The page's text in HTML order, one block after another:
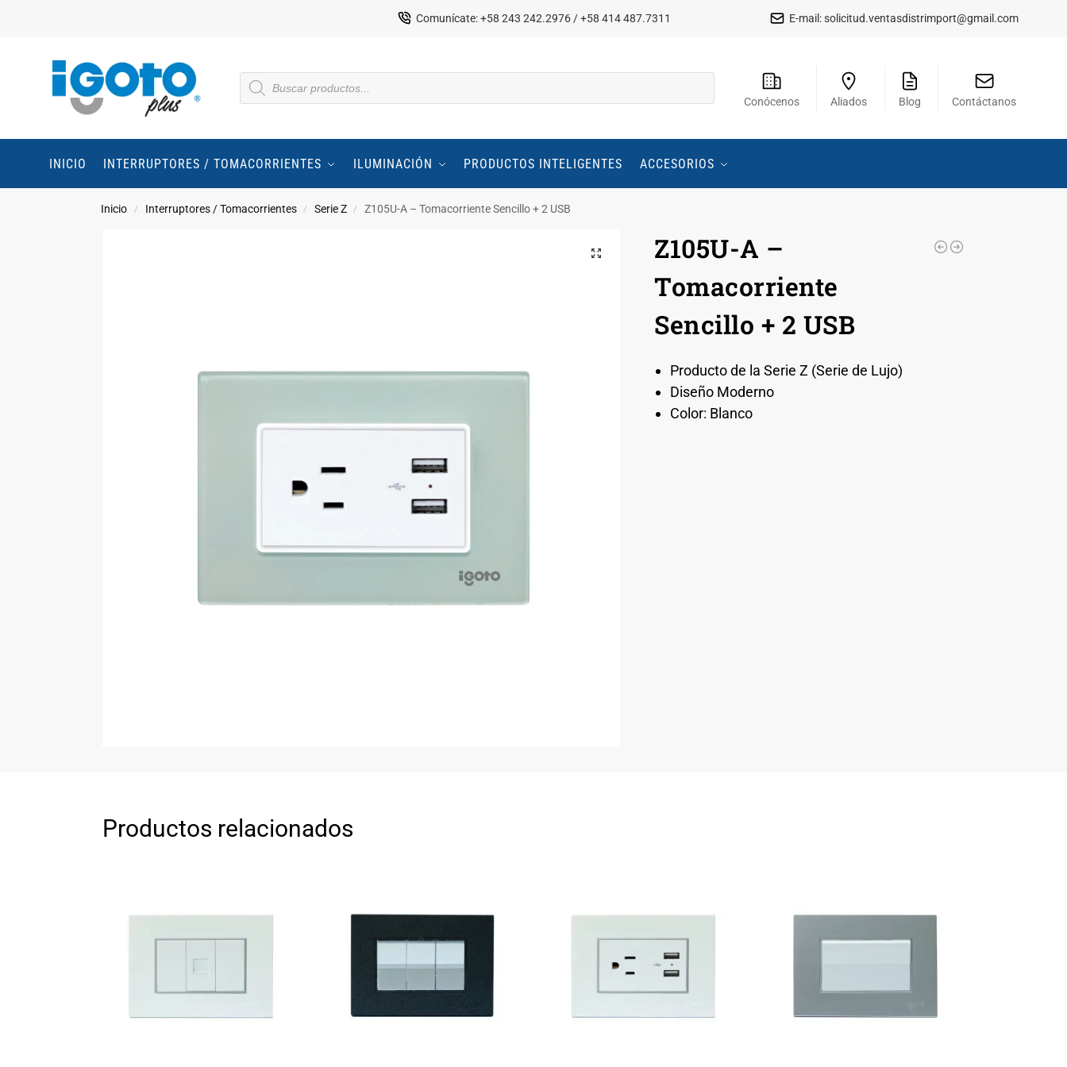
Comunícate: +58 243 242.2976 / +58 414 487.7311 E-mail:solicitud.ventasdistrimport@gmail.com
Conócenos Aliados Blog Contáctanos
INICIO INTERRUPTORES / TOMACORRIENTES ILUMINACIÓN PRODUCTOS INTELIGENTES ACCESORIOS
Inicio / Interruptores / Tomacorrientes / Serie Z / Z105U-A – Tomacorriente Sencillo + 2 USB
Z105U-A –
Tomacorriente
Sencillo + 2 USB
Producto de la Serie Z (Serie de Lujo)
Diseño Moderno
Color: Blanco
Productos relacionados